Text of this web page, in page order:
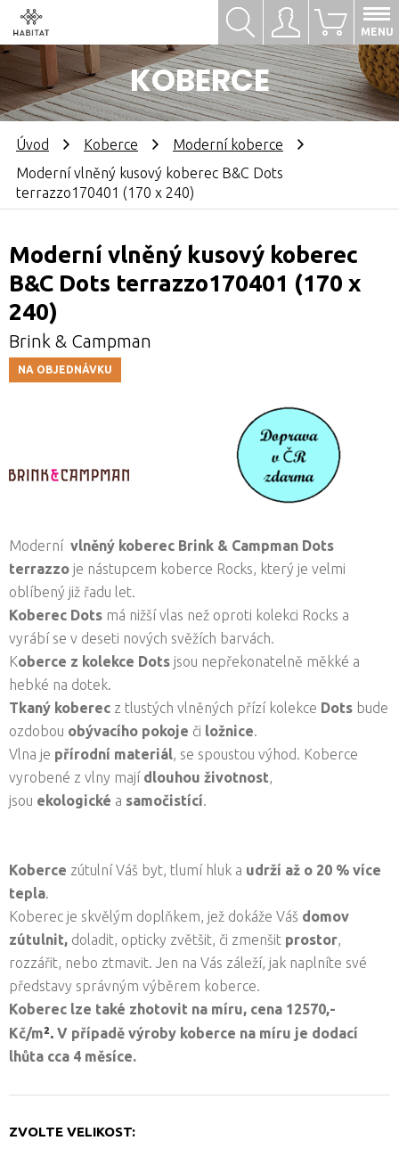
Přihlásit se
KOBERCE
0
MENU
Hledat
Úvod Koberce
Moderní koberce
Moderní vlněný kusový koberec B&C Dots
terrazzo170401 (170 x 240)
Moderní vlněný kusový koberec
B&C Dots terrazzo170401 (170 x
240)
Brink & Campman
NA OBJEDNÁVKU
Moderní vlněný koberec Brink & Campman Dots
terrazzo je nástupcem koberce Rocks, který je velmi
oblíbený již řadu let.
Koberec Dots má nižší vlas než oproti kolekci Rocks a
vyrábí se v deseti nových svěžích barvách.
Koberce z kolekce Dots jsou nepřekonatelně měkké a
hebké na dotek.
Tkaný koberec z tlustých vlněných přízí kolekce Dots bude
ozdobou obývacího pokoje či ložnice.
Vlna je přírodní materiál, se spoustou výhod. Koberce
vyrobené z vlny mají dlouhou životnost,
jsou ekologické a samočistící.
Koberce zútulní Váš byt, tlumí hluk a udrží až o 20 % více
tepla.
Koberec je skvělým doplňkem, jež dokáže Váš domov
zútulnit, doladit, opticky zvětšit, či zmenšit prostor,
rozzářit, nebo ztmavit. Jen na Vás záleží, jak naplníte své
představy správným výběrem koberce.
Koberec lze také zhotovit na míru, cena 12570,-
Kč/m². V případě výroby koberce na míru je dodací
lhůta cca 4 měsíce.
ZVOLTE VELIKOST: